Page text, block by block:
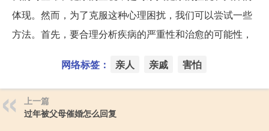
体现。然而，为了克服这种心理困扰，我们可以尝试一些
方法。首先，要合理分析疾病的严重性和治愈的可能性，
网络标签： 亲人 亲戚 害怕
上一篇
过年被父母催婚怎么回复